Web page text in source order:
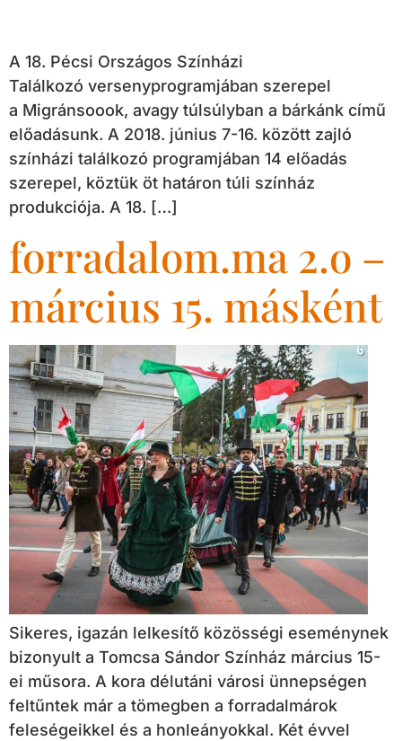
A 18. Pécsi Országos Színházi
Találkozó versenyprogramjában szerepel
a Migránsoook, avagy túlsúlyban a bárkánk című
előadásunk. A 2018. június 7-16. között zajló
színházi találkozó programjában 14 előadás
szerepel, köztük öt határon túli színház
produkciója. A 18. […]
forradalom.ma 2.o –
március 15. másként
Sikeres, igazán lelkesítő közösségi eseménynek
bizonyult a Tomcsa Sándor Színház március 15-
ei műsora. A kora délutáni városi ünnepségen
feltűntek már a tömegben a forradalmárok
feleségeikkel és a honleányokkal. Két évvel